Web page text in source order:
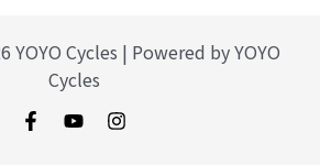
Cycles | Powered by YOYO
Cycles